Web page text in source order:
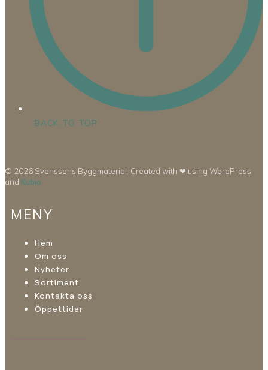
BACK TO TOP
© 2026 Svenssons Byggmaterial. Created with ❤ using WordPress
and Kubio
MENY
Hem
Om oss
Nyheter
Sortiment
Kontakta oss
Öppettider